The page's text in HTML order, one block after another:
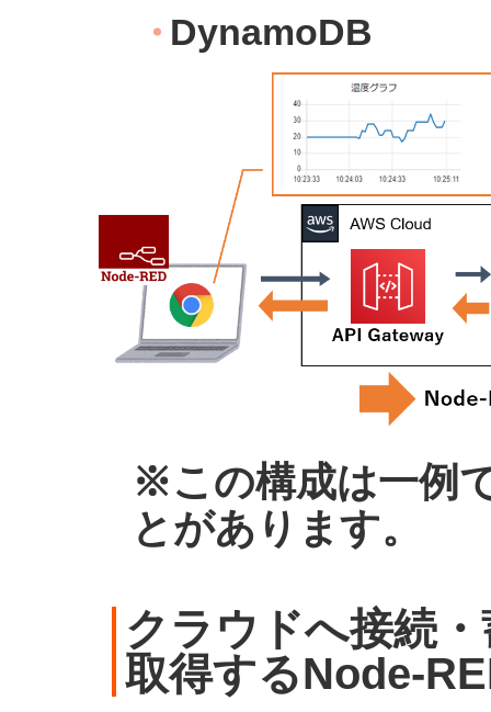
DynamoDB
※この構成は一例
とがあります。
クラウドへ接続
取得するNode-